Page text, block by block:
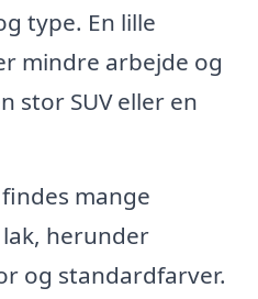
type. En lille
mindre arbejde og
stor SUV eller en
mange
herunder
og standardfarver.